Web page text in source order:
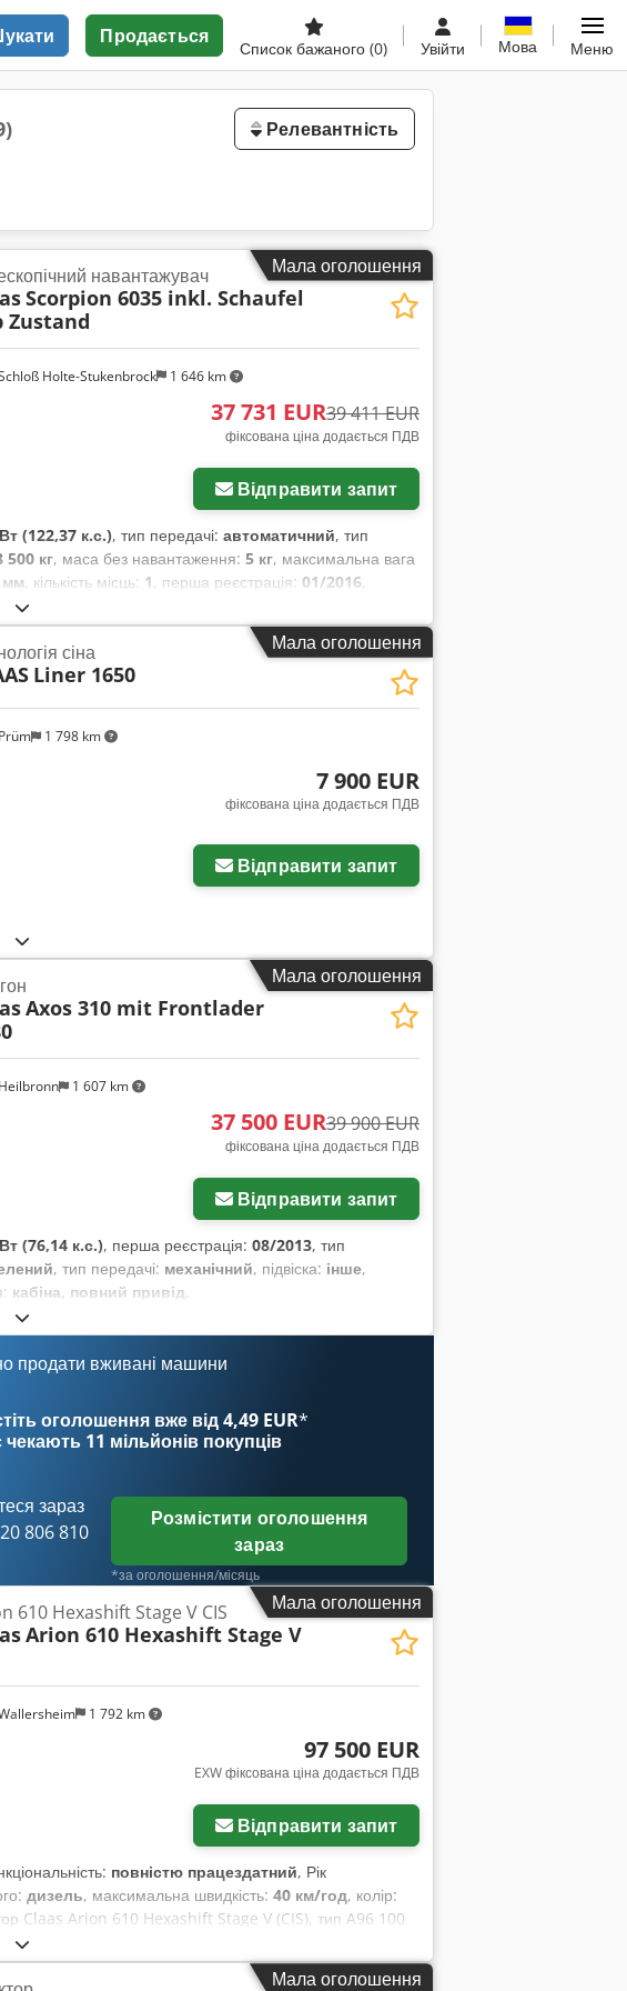
Продається
Список бажаного (0) Увійти Мова Меню
Релевантність
Мала оголошення
Holte-Stukenbrock 1 646 km
навантажувач
Scorpion 6035 inkl. Schaufel
Zustand
37 731 EUR39 411 EUR
фіксована ціна додається ПДВ
Відправити запит
(122,37 к.с.), тип передачі: автоматичний, тип
500 кг, маса без навантаження: 5 кг, максимальна вага
мм, кількість місць: 1, перша реєстрація: 01/2016,
кабіна:
Мала оголошення
1 798 km
сіна
Liner 1650
7 900 EUR
фіксована ціна додається ПДВ
Відправити запит
Мала оголошення
1 607 km
Axos 310 mit Frontlader
37 500 EUR39 900 EUR
фіксована ціна додається ПДВ
Відправити запит
(76,14 к.с.), перша реєстрація: 08/2013, тип
, тип передачі: механічний, підвіска: інше,
кабіна, повний привід,
продати вживані машини
оголошення вже від 4,49 EUR*
чекають 11 мільйонів покупців
зараз
806 810
Розмістити оголошення
зараз
*за оголошення/місяць
Мала оголошення
1 792 km
610 Hexashift Stage V CIS
Arion 610 Hexashift Stage V
97 500 EUR
EXW фіксована ціна додається ПДВ
Відправити запит
повністю працездатний, Рік
дизель, максимальна швидкість: 40 км/год, колір:
Claas Arion 610 Hexashift Stage V (CIS), тип A96 100
у відмінному стані, майже як новий, з дуже
до роботи без додаткових інвестицій. Він
Мала оголошення